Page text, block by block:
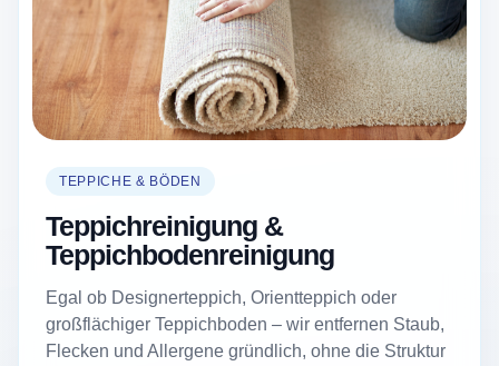
TEPPICHE & BÖDEN
Teppichreinigung &
Teppichbodenreinigung
Egal ob Designerteppich, Orientteppich oder
großflächiger Teppichboden – wir entfernen Staub,
Flecken und Allergene gründlich, ohne die Struktur